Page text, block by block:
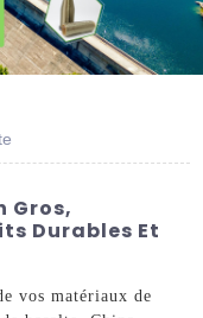
Gros,
Durables Et
vos matériaux de